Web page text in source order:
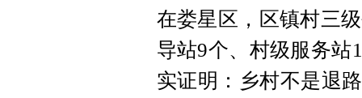
在娄星区，区镇村三
导站9个、村级服务站
实证明：乡村不是退